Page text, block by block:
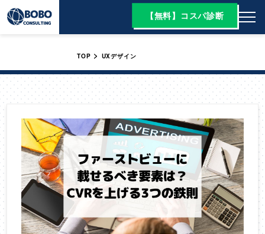
【無料】コスパ診断
TOP > UXデザイン